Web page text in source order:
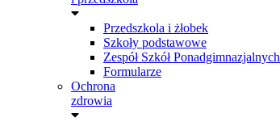
Przedszkola i żłobek
Szkoły podstawowe
Zespół Szkół Ponadgimnazjalnych
Formularze
Ochrona
zdrowia